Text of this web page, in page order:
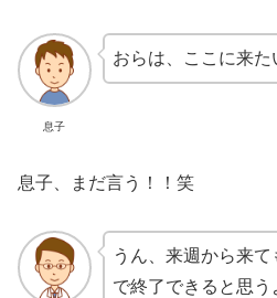
息子
おらは、ここに来た
息子、まだ言う！！笑
うん、来週から来
で終了できると思う